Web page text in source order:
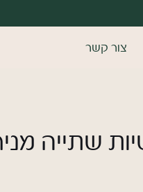
צור קשר
ומהירה במיוחד. המשיכו למילוי